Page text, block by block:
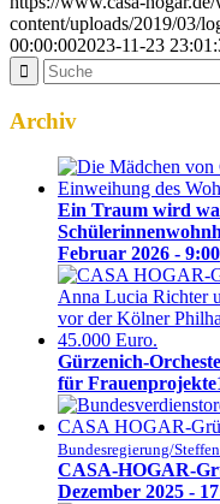
content/uploads/2019/03/
00:00:002023-11-23
Archiv
Ein Traum wird
Februar 2026 - 9:00
Gürzenich-
für Frauenprojekte
Bundesregierung/
CASA-HOGAR-
Dezember 2025 -